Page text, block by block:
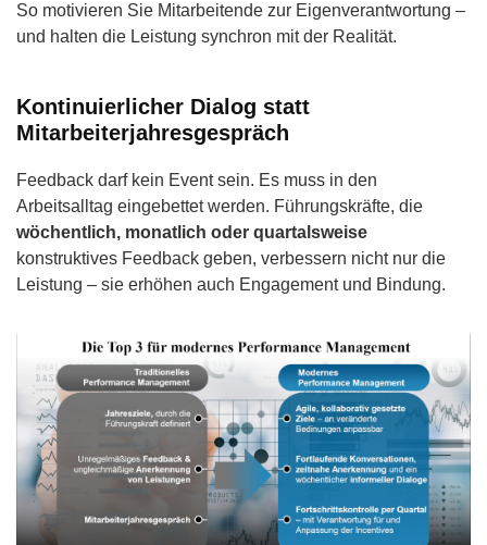
So motivieren Sie Mitarbeitende zur Eigenverantwortung –
und halten die Leistung synchron mit der Realität.
Kontinuierlicher Dialog statt
Mitarbeiterjahresgespräch
Feedback darf kein Event sein. Es muss in den
Arbeitsalltag eingebettet werden. Führungskräfte, die
wöchentlich, monatlich oder quartalsweise
konstruktives Feedback geben, verbessern nicht nur die
Leistung – sie erhöhen auch Engagement und Bindung.